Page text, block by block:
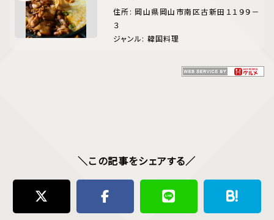
住所: 岡山県岡山市南区古新田１１９９－
３
ジャンル: 韓国料理
＼この記事をシェアする／